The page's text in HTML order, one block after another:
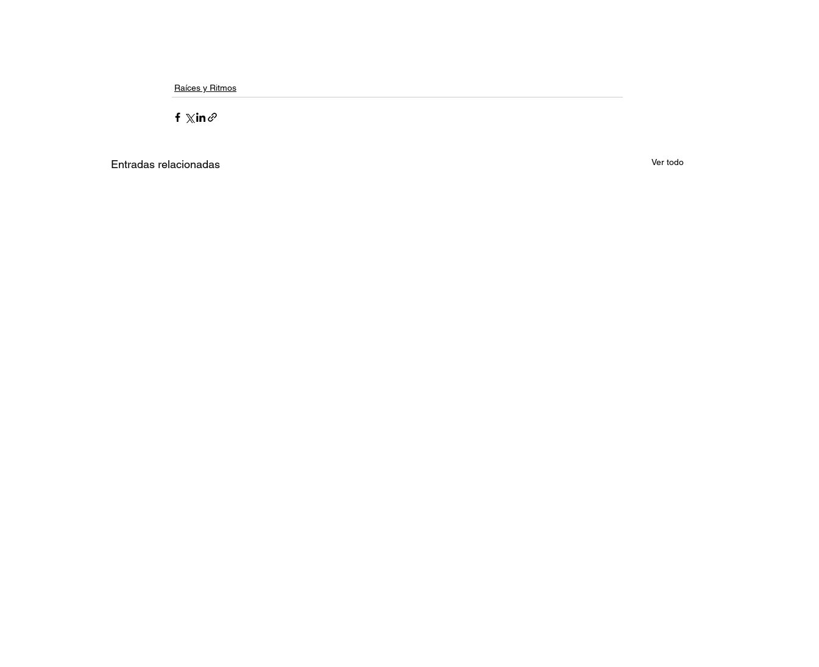
Raíces y Ritmos
Entradas relacionadas Ver todo